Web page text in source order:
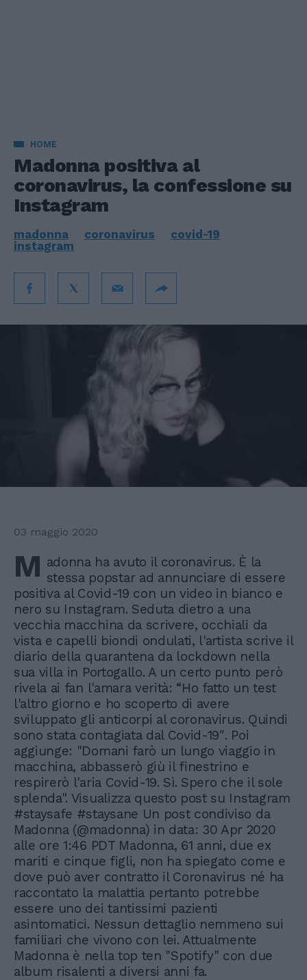
HOME
Madonna positiva al
coronavirus, la confessione su
Instagram
madonna coronavirus
covid-19
instagram
03 maggio 2020
M adonna ha avuto il coronavirus. È la
stessa popstar ad annunciare di essere
positiva al Covid-19 con un video in bianco e
nero su Instagram. Seduta dietro a una
vecchia macchina da scrivere, occhiali da
vista e capelli biondi ondulati, l'artista scrive il
diario della quarantena da lockdown nella
sua villa in Portogallo. A un certo punto però
rivela ai fan l'amara verità: “Ho fatto un test
l'altro giorno e ho scoperto di avere
sviluppato gli anticorpi al coronavirus. Quindi
sono stata contagiata dal Covid-19″. Poi
aggiunge: "Domani farò un lungo viaggio in
macchina, abbasserò giù il finestrino e
respirerò l'aria Covid-19. Sì. Spero che il sole
splenda". Visualizza questo post su Instagram
#staysafe #staysane Un post condiviso da
Madonna (@madonna) in data: 30 Apr 2020
alle ore 1:46 PDT Madonna, 61 anni, due ex
mariti e cinque figli, non ha spiegato come e
dove può aver contratto il Coronavirus né ha
raccontato la malattia pertanto potrebbe
essere uno dei tantissimi pazienti
asintomatici. Nessun dettaglio nemmeno sui
familiari che vivono con lei. Attualmente
Madonna è nella top ten "Spotify" con due
album risalenti a diversi anni fa.